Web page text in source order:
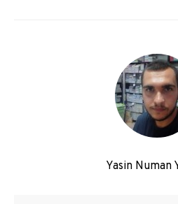
Yasin Numan